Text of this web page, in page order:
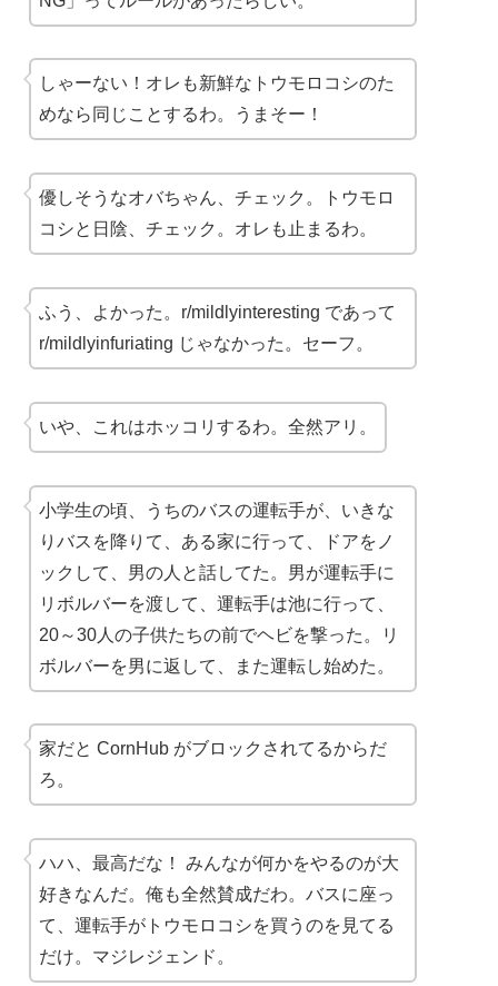
しゃーない！オレも新鮮なトウモロコシのた
めなら同じことするわ。うまそー！
優しそうなオバちゃん、チェック。トウモロ
コシと日陰、チェック。オレも止まるわ。
ふう、よかった。r/mildlyinteresting であって
r/mildlyinfuriating じゃなかった。セーフ。
いや、これはホッコリするわ。全然アリ。
小学生の頃、うちのバスの運転手が、いきな
りバスを降りて、ある家に行って、ドアをノ
ックして、男の人と話してた。男が運転手に
リボルバーを渡して、運転手は池に行って、
20～30人の子供たちの前でヘビを撃った。リ
ボルバーを男に返して、また運転し始めた。
家だと CornHub がブロックされてるからだ
ろ。
ハハ、最高だな！ みんなが何かをやるのが大
好きなんだ。俺も全然賛成だわ。バスに座っ
て、運転手がトウモロコシを買うのを見てる
だけ。マジレジェンド。